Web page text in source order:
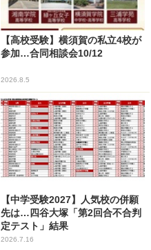
【高校受験】横須賀の私立4校が
参加…合同相談会10/12
2026.8.5
【中学受験2027】人気校の併願
先は…四谷大塚「第2回合不合判
定テスト」結果
2026.7.16